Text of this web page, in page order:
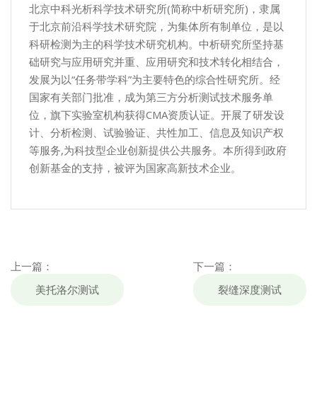
北京中科光析科学技术研究所(简称中析研究所)，隶属
于北京前沿科学技术研究院，为集体所有制单位，是以
科研检测为主的科学技术研究机构。中析研究所坚持基
础研究与应用研究并重、应用研究和技术转化相结合，
发展为以“任务带学科”为主要特色的综合性研究所。经
国家有关部门批准，成为第三方分析测试技术服务单
位，旗下实验室机构获得CMA资质认证。开展了研发设
计、分析检测、试验验证、共性加工、信息及知识产权
等服务,为科技型企业创新提供公共服务。本所得到政府
创新基金的支持，被评为国家高新技术企业。
上一篇：
美托洛尔测试
下一篇：
裂缝深度测试